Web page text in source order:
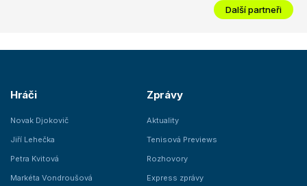
Další partneři
Hráči
Novak Djokovič
Jiří Lehečka
Petra Kvitová
Markéta Vondroušová
Zprávy
Aktuality
Tenisová Previews
Rozhovory
Express zprávy